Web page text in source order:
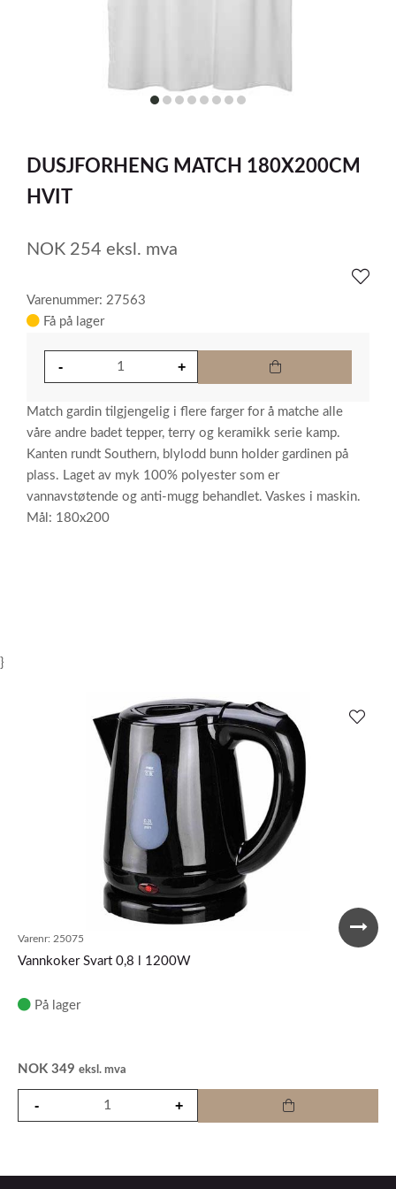
itemitemitemitemitemitemitemitem
of
8
DUSJFORHENG MATCH 180X200CM
HVIT
NOK 254 eksl. mva
Varenummer: 27563
Få på lager
Match gardin tilgjengelig i flere farger for å matche alle
våre andre badet tepper, terry og keramikk serie kamp.
Kanten rundt Southern, blylodd bunn holder gardinen på
plass. Laget av myk 100% polyester som er
vannavstøtende og anti-mugg behandlet. Vaskes i maskin.
Mål: 180x200
}
Varenr: 25075
Vannkoker Svart 0,8 l 1200W
På lager
NOK 349 eksl. mva